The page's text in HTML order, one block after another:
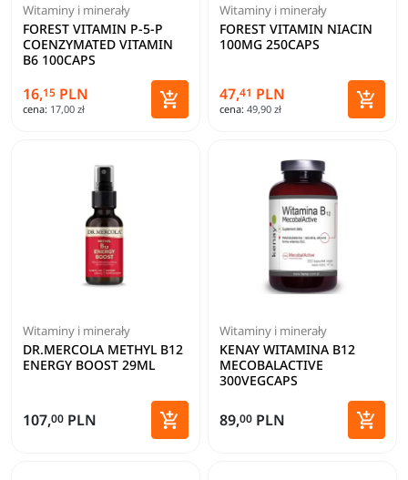
Witaminy i minerały
FOREST VITAMIN P-5-P
COENZYMATED VITAMIN
B6 100CAPS
16,15 PLN
cena: 17,00 zł 
Dodaj do koszyka
Witaminy i minerały
FOREST VITAMIN NIACIN
100MG 250CAPS
47,41 PLN
cena: 49,90 zł 
Dodaj
Witaminy i minerały
DR.MERCOLA METHYL B12
ENERGY BOOST 29ML
107,00 PLN 
Dodaj do koszyka
Witaminy i minerały
KENAY WITAMINA B12
MECOBALACTIVE
300VEGCAPS
89,00 PLN 
Dodaj